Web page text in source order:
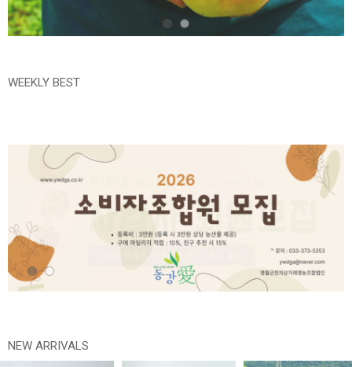
WEEKLY BEST
NEW ARRIVALS